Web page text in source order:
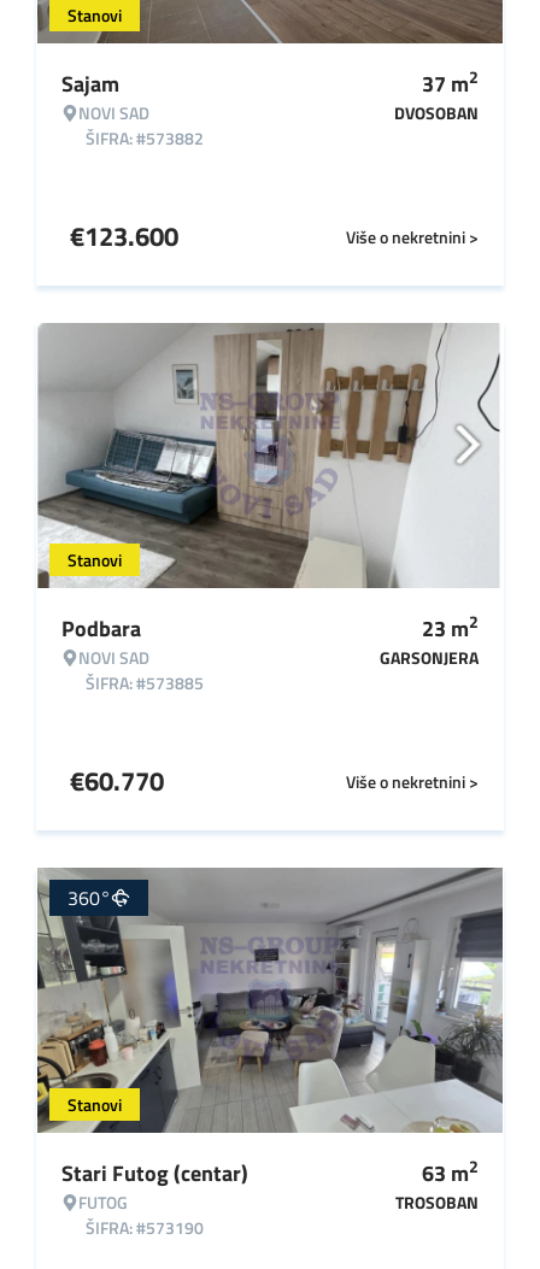
Stanovi
Sajam
NOVI SAD
ŠIFRA: #573882
37 m2
DVOSOBAN
Više o nekretnini >
€123.600
Stanovi
Podbara
NOVI SAD
ŠIFRA: #573885
23 m2
GARSONJERA
Više o nekretnini >
€60.770
Stanovi
360°
Stari Futog (centar)
FUTOG
ŠIFRA: #573190
63 m2
TROSOBAN